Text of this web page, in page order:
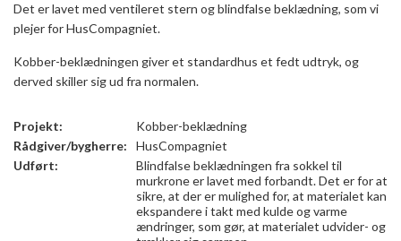
Det er lavet med ventileret stern og blindfalse beklædning, som vi
plejer for HusCompagniet.
Kobber-beklædningen giver et standardhus et fedt udtryk, og
derved skiller sig ud fra normalen.
Projekt:
Kobber-beklædning
Rådgiver/bygherre:
HusCompagniet
Udført:
Blindfalse beklædningen fra sokkel til
murkrone er lavet med forbandt. Det er for at
sikre, at der er mulighed for, at materialet kan
ekspandere i takt med kulde og varme
ændringer, som gør, at materialet udvider- og